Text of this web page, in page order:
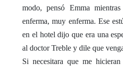
modo, pensó Emma
enferma, muy enferma. Ese
en el hotel dijo que era una
al doctor Treble y dile que
Si necesitara que me